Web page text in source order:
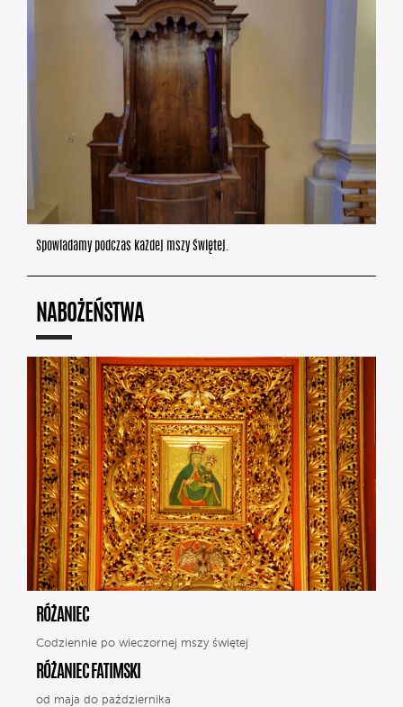
Spowiadamy podczas każdej mszy świętej.
NABOŻEŃSTWA
RÓŻANIEC
Codziennie po wieczornej mszy świętej
RÓŻANIEC FATIMSKI
od maja do października